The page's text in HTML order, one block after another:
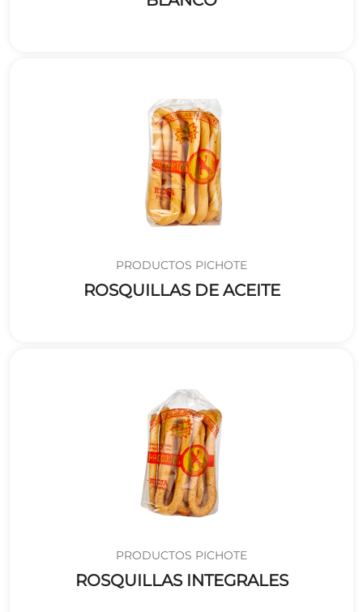
PRODUCTOS PICHOTE
ROSQUILLAS DE ACEITE
PRODUCTOS PICHOTE
ROSQUILLAS INTEGRALES